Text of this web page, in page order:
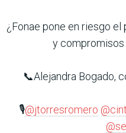
¿Fonae pone en riesgo el
y compromisos
📞Alejandra Bogado,
🎙️@jtorresromero